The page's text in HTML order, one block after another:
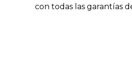
con todas las garantías